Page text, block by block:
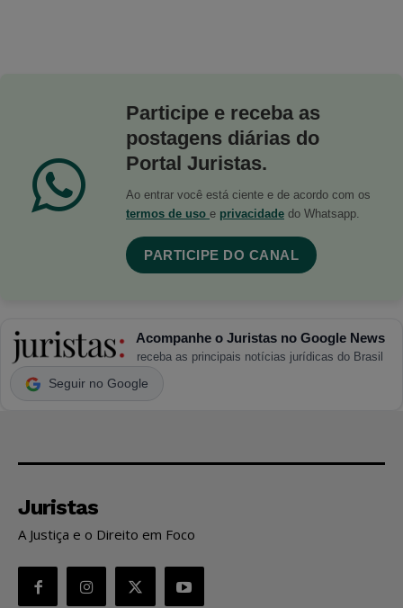
Participe e receba as
postagens diárias do
Portal Juristas.
Ao entrar você está ciente e de acordo com os
termos de uso e privacidade do Whatsapp.
PARTICIPE DO CANAL
Acompanhe o Juristas no Google News
receba as principais notícias jurídicas do Brasil
Seguir no Google
Juristas
A Justiça e o Direito em Foco